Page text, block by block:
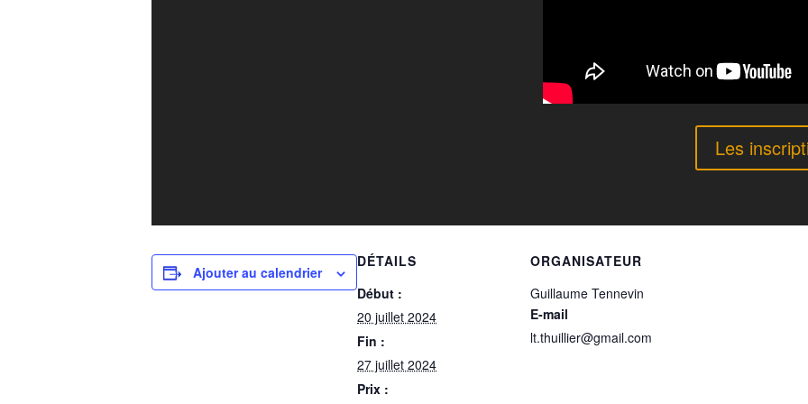
Les
Ajouter au calendrier
DÉTAILS
Début :
20 juillet 2024
Fin :
27 juillet 2024
Prix :
ORGANISATEUR
Guillaume Tennevin
E-mail
lt.thuillier@gmail.com